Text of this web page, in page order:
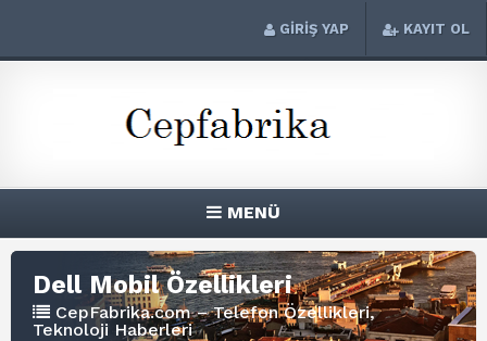
GİRİŞ YAP KAYIT OL
MENÜ
Dell Mobil Özellikleri
CepFabrika.com – Telefon Özellikleri,
Teknoloji Haberleri